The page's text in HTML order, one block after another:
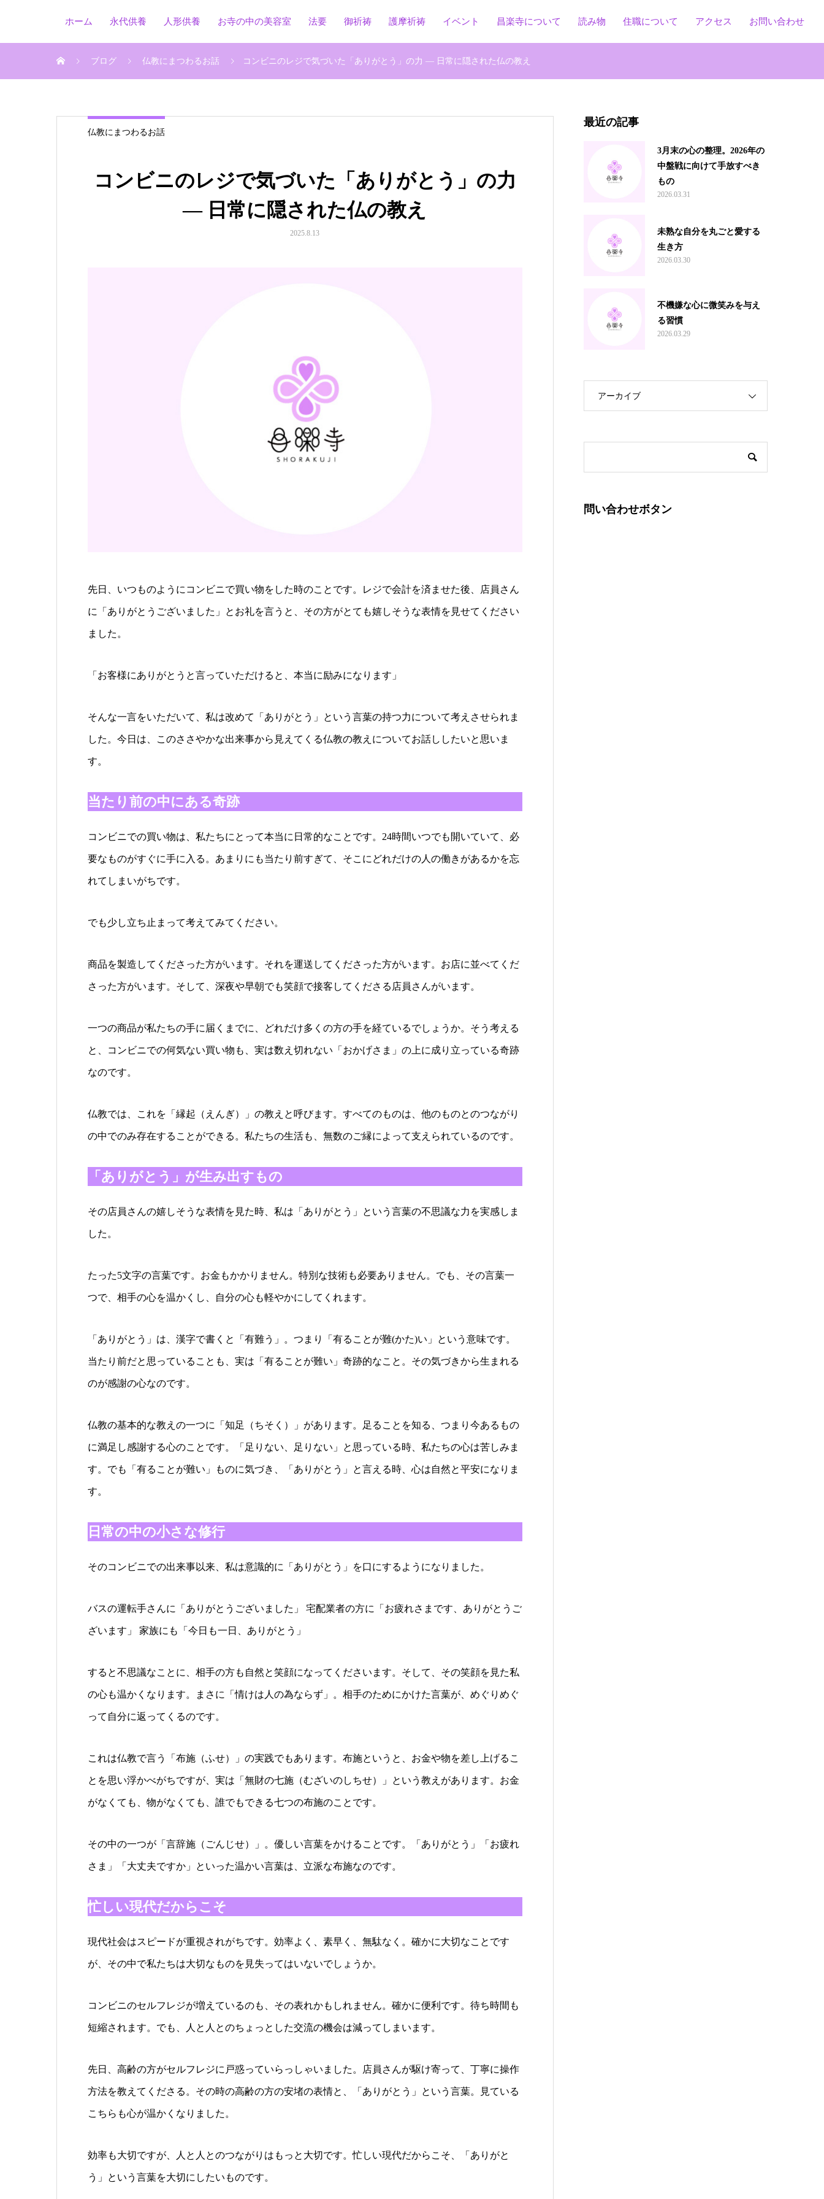
ホーム 永代供養 人形供養 お寺の中の美容室 法要 御祈祷 護摩祈祷 イベント 昌楽寺について 読み物 住職について アクセス お問い合わせ
ブログ 仏教にまつわるお話 コンビニのレジで気づいた「ありがとう」の力 ― 日常に隠された仏の教え
仏教にまつわるお話
コンビニのレジで気づいた「ありがとう」の力
― 日常に隠された仏の教え
2025.8.13
先日、いつものようにコンビニで買い物をした時のことです。レジで会計を済ませた後、店員さん
に「ありがとうございました」とお礼を言うと、その方がとても嬉しそうな表情を見せてください
ました。
「お客様にありがとうと言っていただけると、本当に励みになります」
そんな一言をいただいて、私は改めて「ありがとう」という言葉の持つ力について考えさせられま
した。今日は、このささやかな出来事から見えてくる仏教の教えについてお話ししたいと思いま
す。
当たり前の中にある奇跡
コンビニでの買い物は、私たちにとって本当に日常的なことです。24時間いつでも開いていて、必
要なものがすぐに手に入る。あまりにも当たり前すぎて、そこにどれだけの人の働きがあるかを忘
れてしまいがちです。
でも少し立ち止まって考えてみてください。
商品を製造してくださった方がいます。それを運送してくださった方がいます。お店に並べてくだ
さった方がいます。そして、深夜や早朝でも笑顔で接客してくださる店員さんがいます。
一つの商品が私たちの手に届くまでに、どれだけ多くの方の手を経ているでしょうか。そう考える
と、コンビニでの何気ない買い物も、実は数え切れない「おかげさま」の上に成り立っている奇跡
なのです。
仏教では、これを「縁起（えんぎ）」の教えと呼びます。すべてのものは、他のものとのつながり
の中でのみ存在することができる。私たちの生活も、無数のご縁によって支えられているのです。
「ありがとう」が生み出すもの
その店員さんの嬉しそうな表情を見た時、私は「ありがとう」という言葉の不思議な力を実感しま
した。
たった5文字の言葉です。お金もかかりません。特別な技術も必要ありません。でも、その言葉一
つで、相手の心を温かくし、自分の心も軽やかにしてくれます。
「ありがとう」は、漢字で書くと「有難う」。つまり「有ることが難(かた)い」という意味です。
当たり前だと思っていることも、実は「有ることが難い」奇跡的なこと。その気づきから生まれる
のが感謝の心なのです。
仏教の基本的な教えの一つに「知足（ちそく）」があります。足ることを知る、つまり今あるもの
に満足し感謝する心のことです。「足りない、足りない」と思っている時、私たちの心は苦しみま
す。でも「有ることが難い」ものに気づき、「ありがとう」と言える時、心は自然と平安になりま
す。
日常の中の小さな修行
そのコンビニでの出来事以来、私は意識的に「ありがとう」を口にするようになりました。
バスの運転手さんに「ありがとうございました」 宅配業者の方に「お疲れさまです、ありがとうご
ざいます」 家族にも「今日も一日、ありがとう」
すると不思議なことに、相手の方も自然と笑顔になってくださいます。そして、その笑顔を見た私
の心も温かくなります。まさに「情けは人の為ならず」。相手のためにかけた言葉が、めぐりめぐ
って自分に返ってくるのです。
これは仏教で言う「布施（ふせ）」の実践でもあります。布施というと、お金や物を差し上げるこ
とを思い浮かべがちですが、実は「無財の七施（むざいのしちせ）」という教えがあります。お金
がなくても、物がなくても、誰でもできる七つの布施のことです。
その中の一つが「言辞施（ごんじせ）」。優しい言葉をかけることです。「ありがとう」「お疲れ
さま」「大丈夫ですか」といった温かい言葉は、立派な布施なのです。
忙しい現代だからこそ
現代社会はスピードが重視されがちです。効率よく、素早く、無駄なく。確かに大切なことです
が、その中で私たちは大切なものを見失ってはいないでしょうか。
コンビニのセルフレジが増えているのも、その表れかもしれません。確かに便利です。待ち時間も
短縮されます。でも、人と人とのちょっとした交流の機会は減ってしまいます。
先日、高齢の方がセルフレジに戸惑っていらっしゃいました。店員さんが駆け寄って、丁寧に操作
方法を教えてくださる。その時の高齢の方の安堵の表情と、「ありがとう」という言葉。見ている
こちらも心が温かくなりました。
効率も大切ですが、人と人とのつながりはもっと大切です。忙しい現代だからこそ、「ありがと
う」という言葉を大切にしたいものです。
最近の記事
3月末の心の整理。2026年の
中盤戦に向けて手放すべき
もの
2026.03.31
未熟な自分を丸ごと愛する
生き方
2026.03.30
不機嫌な心に微笑みを与え
る習慣
2026.03.29
アーカイブ
問い合わせボタン